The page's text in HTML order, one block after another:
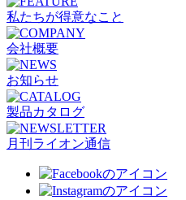
私たちが得意なこと
会社概要
お知らせ
製品カタログ
月刊ライオン通信